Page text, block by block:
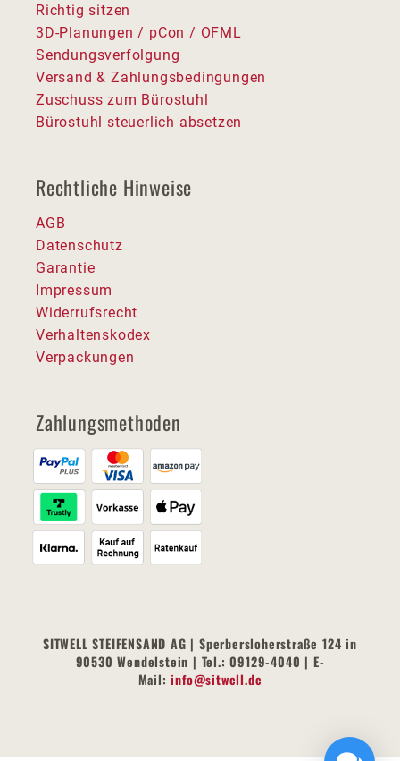
Richtig sitzen
3D-Planungen / pCon / OFML
Sendungsverfolgung
Versand & Zahlungsbedingungen
Zuschuss zum Bürostuhl
Bürostuhl steuerlich absetzen
Rechtliche Hinweise
AGB
Datenschutz
Garantie
Impressum
Widerrufsrecht
Verhaltenskodex
Verpackungen
Zahlungsmethoden
SITWELL STEIFENSAND AG | Sperbersloherstraße 124 in
90530 Wendelstein | Tel.: 09129-4040 | E-
Mail:info@sitwell.de